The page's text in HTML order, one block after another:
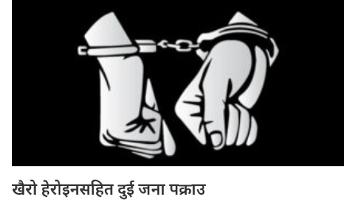
खैरो हेरोइनसहित दुई जना पक्राउ